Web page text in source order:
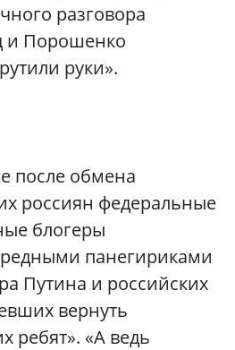
разговора
и Порошенко
руки».
после обмена
россиян федеральные
блогеры
панегириками
Путина и российских
вернуть
ребят». «А ведь